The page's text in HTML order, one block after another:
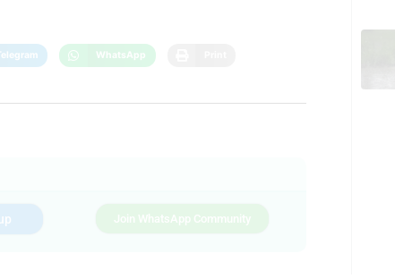
Telegram WhatsApp
Join WhatsApp Community